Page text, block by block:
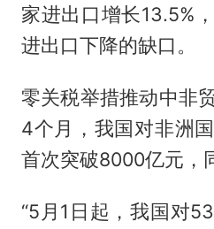
家进出口增长13.5%
进出口下降的缺口。
零关税举措推动中非
4个月，我国对非洲
首次突破8000亿元，
“5月1日起，我国对